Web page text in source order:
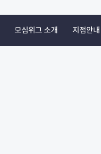
모심위그 소개 지점안내